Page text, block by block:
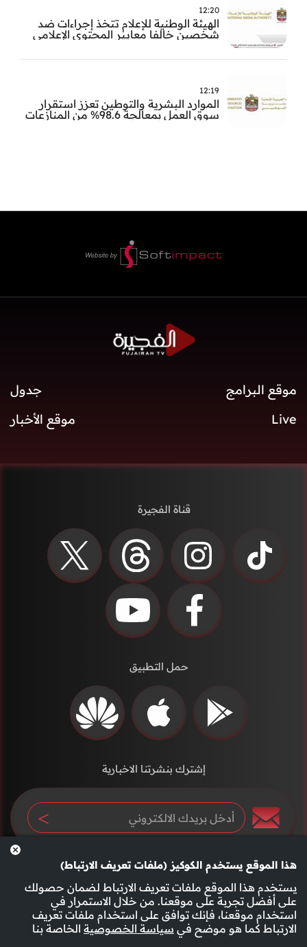
12:20
الهيئة الوطنية للإعلام تتخذ إجراءات ضد
شخصين خالفا معايير المحتوى الإعلامي
12:19
الموارد البشرية والتوطين تعزز استقرار
سوق العمل بمعالجة 98.6% من المنازعات
هذا الموقع يستخدم الكوكيز (ملفات تعريف الارتباط)
يستخدم هذا الموقع ملفات تعريف الارتباط لضمان حصولك
على أفضل تجربة على موقعنا. من خلال الاستمرار في
استخدام موقعنا، فإنك توافق على استخدام ملفات تعريف
الارتباط كما هو موضح في سياسة الخصوصية الخاصة بنا
موقع البرامج
جدول
Live
موقع الأخبار
قناة الفجيرة
حمل التطبيق
إشترك بنشرتنا الاخبارية
سياسة الخصوصية الأحكام والشروط